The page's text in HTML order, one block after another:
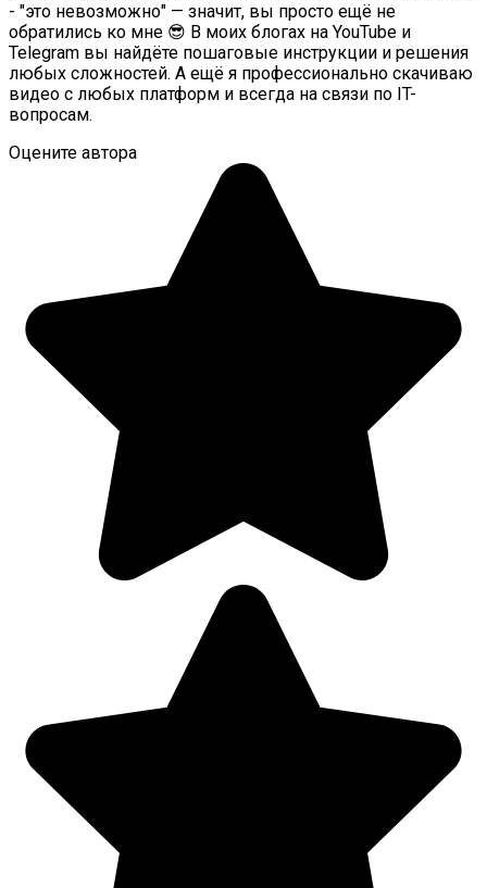
- "это невозможно" — значит, вы просто ещё не
обратились ко мне 😎 В моих блогах на YouTube и
Telegram вы найдёте пошаговые инструкции и решения
любых сложностей. А ещё я профессионально скачиваю
видео с любых платформ и всегда на связи по IT-
вопросам.
Оцените автора